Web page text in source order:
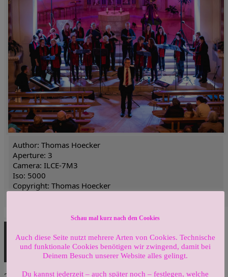
Author: Thomas Hoecker
Aperture: 3
Camera: ILCE-7M3
Iso: 5000
Copyright: Thomas Hoecker
Player
Audio-
Schau mal kurz nach den Cookies
Auch diese Seite nutzt mehrere Arten von Cookies. Technische
und funktionale Cookies benötigen wir zwingend, damit bei
Deinem Besuch unserer Website alles gelingt.
Du kannst jederzeit – auch später noch – festlegen, welche